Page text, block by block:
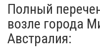
Полный
возле города
Австралия: